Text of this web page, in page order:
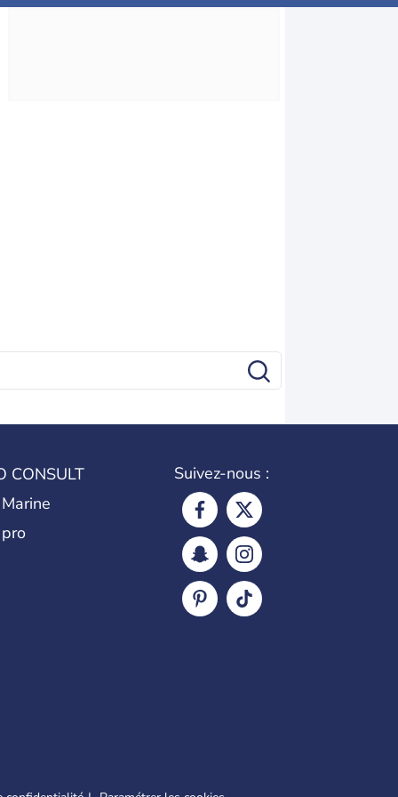
CONSULT
Suivez-nous :